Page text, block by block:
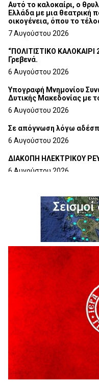
Αυτό το καλοκαίρι, ο
Ελλάδα με μια θεατρική
οικογένεια, όπου
7 Αυγούστου 2026
“ΠΟΛΙΤΙΣΤΙΚΟ ΚΑΛΟΚΑΙΡΙ
Γρεβενά.
6 Αυγούστου 2026
Υπογραφή Μνημονίου
Δυτικής Μακεδονίας με
6 Αυγούστου 2026
Σε απόγνωση λόγω
6 Αυγούστου 2026
ΔΙΑΚΟΠΗ ΗΛΕΚΤΡΙΚΟΥ
6 Αυγούστου 2026
6 Αυγούστου 2026
H παραδοχή λαθών είναι
5 Αυγούστου 2026
Ο ΑΝΔΡΕΑΣ ΑΣΛΑΝΙΔΗΣ
ΓΡΕΒΕΝΩΝ
Ευχαριστήριο
Παρασχάκη Αθανάσιο
5 Αυγούστου 2026
Διακοπή
5 Αυγούστου 2026
Η Marseaux στα Γρεβενά
5 Αυγούστου 2026